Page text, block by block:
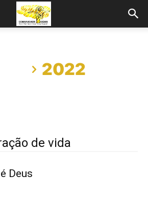
2022
de vida
Deus